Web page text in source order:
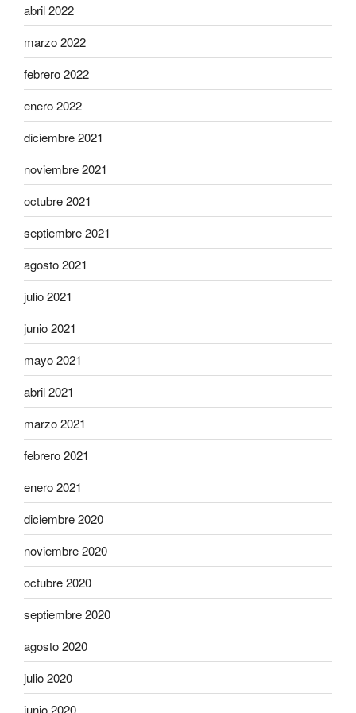
abril 2022
marzo 2022
febrero 2022
enero 2022
diciembre 2021
noviembre 2021
octubre 2021
septiembre 2021
agosto 2021
julio 2021
junio 2021
mayo 2021
abril 2021
marzo 2021
febrero 2021
enero 2021
diciembre 2020
noviembre 2020
octubre 2020
septiembre 2020
agosto 2020
julio 2020
junio 2020